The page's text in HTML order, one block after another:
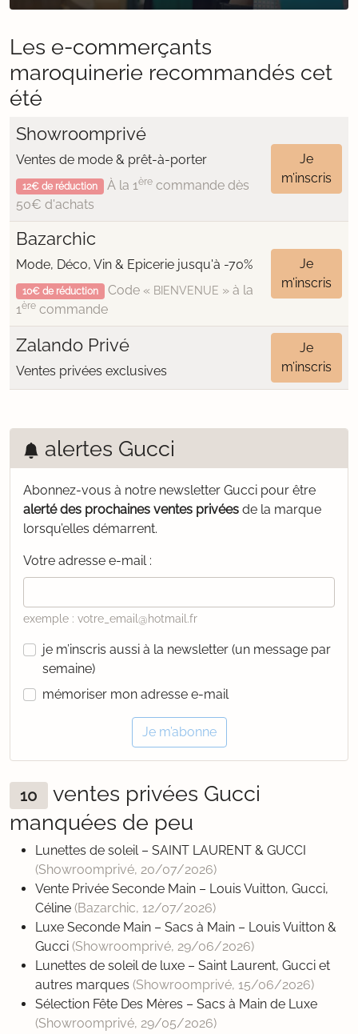
Les e-commerçants
maroquinerie recommandés cet
été
Showroomprivé
Ventes de mode & prêt-à-porter
12€ de réduction À la 1èrecommande dès
50€ d'achats
Je
m’inscris
Bazarchic
Mode, Déco, Vin & Epicerie jusqu'à -70%
10€ de réduction Code « BIENVENUE » à la
1ère commande
Je
m’inscris
Zalando Privé
Ventes privées exclusives
Je
m’inscris
alertes Gucci
Abonnez-vous à notre newsletter Gucci pour être
alerté des prochaines ventes privées de la marque
lorsqu’elles démarrent.
Votre adresse e-mail :
exemple : votre_email@hotmail.fr
je m’inscris aussi à la newsletter (un message par
semaine)
mémoriser mon adresse e-mail
Je m’abonne
10
ventes privées Gucci
manquées de peu
Lunettes de soleil – SAINT LAURENT & GUCCI
(Showroomprivé, 20/07/2026)
Vente Privée Seconde Main – Louis Vuitton, Gucci,
Céline (Bazarchic, 12/07/2026)
Luxe Seconde Main – Sacs à Main – Louis Vuitton &
Gucci (Showroomprivé, 29/06/2026)
Lunettes de soleil de luxe – Saint Laurent, Gucci et
autres marques (Showroomprivé, 15/06/2026)
Sélection Fête Des Mères – Sacs à Main de Luxe
(Showroomprivé, 29/05/2026)